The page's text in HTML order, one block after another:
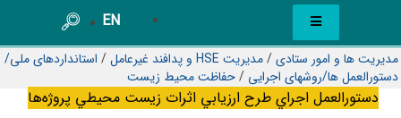
EN
مدیریت ها و امور ستادی/مدیریت HSE و پدافند غیرعامل / استانداردهای ملی/
دستورالعمل ها/روشهای اجرایی /حفاظت محیط زیست
دستورالعمل اجراي طرح ارزيابي اثرات زيست محيطي پروژه‌ها